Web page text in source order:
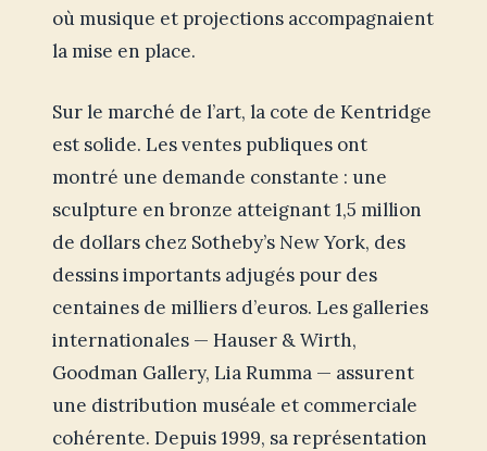
où musique et projections accompagnaient
la mise en place.
Sur le marché de l’art, la cote de Kentridge
est solide. Les ventes publiques ont
montré une demande constante : une
sculpture en bronze atteignant 1,5 million
de dollars chez Sotheby’s New York, des
dessins importants adjugés pour des
centaines de milliers d’euros. Les galleries
internationales — Hauser & Wirth,
Goodman Gallery, Lia Rumma — assurent
une distribution muséale et commerciale
cohérente. Depuis 1999, sa représentation